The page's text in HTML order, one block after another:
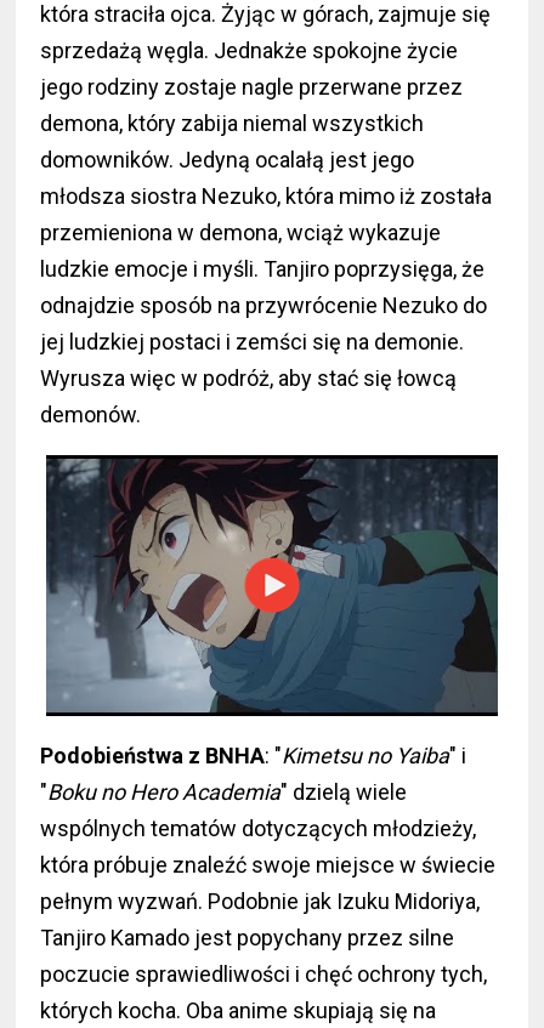
która straciła ojca. Żyjąc w górach, zajmuje się
sprzedażą węgla. Jednakże spokojne życie
jego rodziny zostaje nagle przerwane przez
demona, który zabija niemal wszystkich
domowników. Jedyną ocalałą jest jego
młodsza siostra Nezuko, która mimo iż została
przemieniona w demona, wciąż wykazuje
ludzkie emocje i myśli. Tanjiro poprzysięga, że
odnajdzie sposób na przywrócenie Nezuko do
jej ludzkiej postaci i zemści się na demonie.
Wyrusza więc w podróż, aby stać się łowcą
demonów.
Podobieństwa z BNHA: "Kimetsu no Yaiba" i
"Boku no Hero Academia" dzielą wiele
wspólnych tematów dotyczących młodzieży,
która próbuje znaleźć swoje miejsce w świecie
pełnym wyzwań. Podobnie jak Izuku Midoriya,
Tanjiro Kamado jest popychany przez silne
poczucie sprawiedliwości i chęć ochrony tych,
których kocha. Oba anime skupiają się na